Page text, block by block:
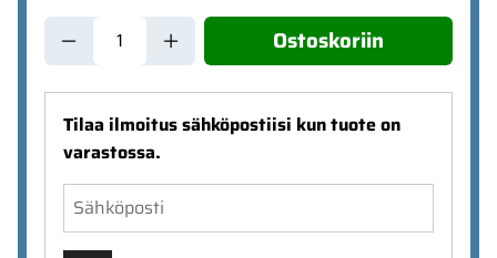
Ostoskoriin
Tilaa ilmoitus sähköpostiisi kun tuote on
varastossa.